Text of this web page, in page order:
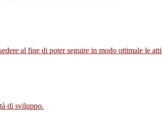
al fine di poter seguire in modo ottimale le
di sviluppo.